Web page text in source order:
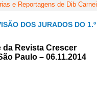
e Reportagens de Dib
DOS JURADOS DO
da Revista Crescer
Paulo – 06.11.2014